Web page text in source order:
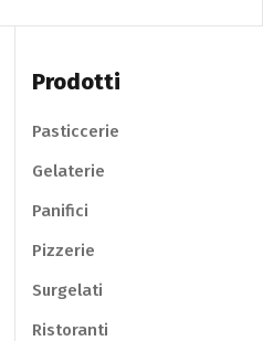
Prodotti
Pasticcerie
Gelaterie
Panifici
Pizzerie
Surgelati
Ristoranti